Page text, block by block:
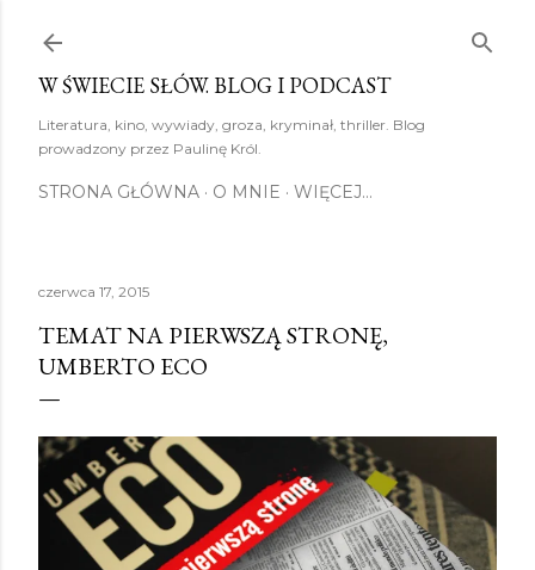
W ŚWIECIE SŁÓW. BLOG I PODCAST
Literatura, kino, wywiady, groza, kryminał, thriller. Blog
prowadzony przez Paulinę Król.
STRONA GŁÓWNA O MNIE WIĘCEJ…
czerwca 17, 2015
TEMAT NA PIERWSZĄ STRONĘ,
UMBERTO ECO